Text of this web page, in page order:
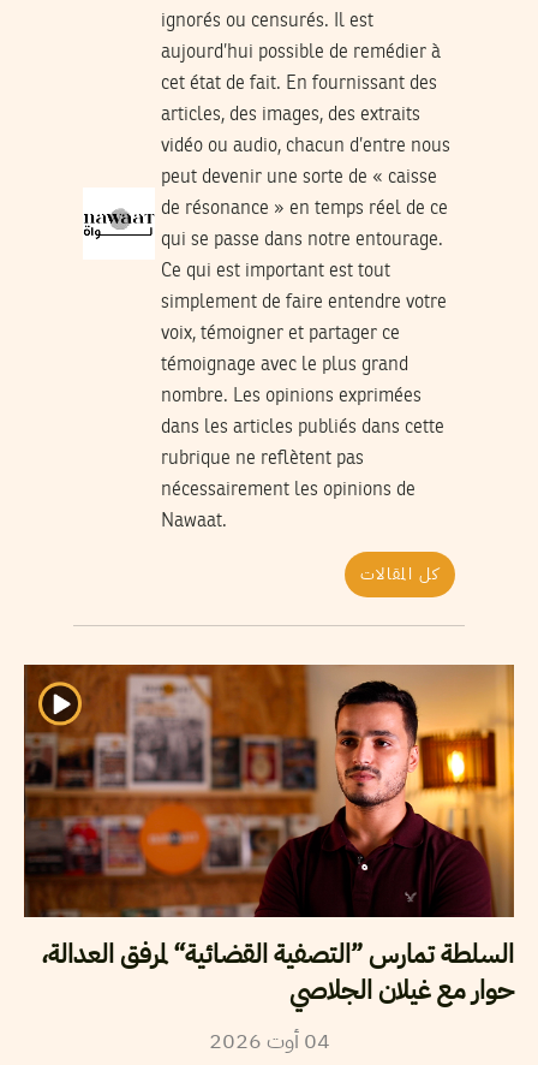
ignorés ou censurés. Il est
aujourd’hui possible de remédier à
cet état de fait. En fournissant des
articles, des images, des extraits
vidéo ou audio, chacun d’entre nous
peut devenir une sorte de « caisse
de résonance » en temps réel de ce
qui se passe dans notre entourage.
Ce qui est important est tout
simplement de faire entendre votre
voix, témoigner et partager ce
témoignage avec le plus grand
nombre. Les opinions exprimées
dans les articles publiés dans cette
rubrique ne reflètent pas
nécessairement les opinions de
Nawaat.
كل المقالات
السلطة تمارس ”التصفية القضائية“ لمرفق العدالة،
حوار مع غيلان الجلاصي
04 أوت2026